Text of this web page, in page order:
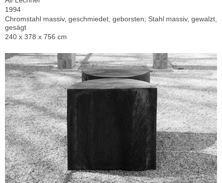
1994
Chromstahl massiv, geschmiedet, geborsten; Stahl massiv, gewalzt,
gesägt
240 x 378 x 756 cm